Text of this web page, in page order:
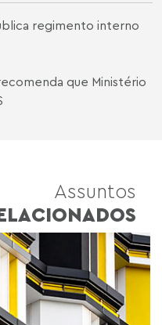
regimento interno
que Ministério
Assuntos